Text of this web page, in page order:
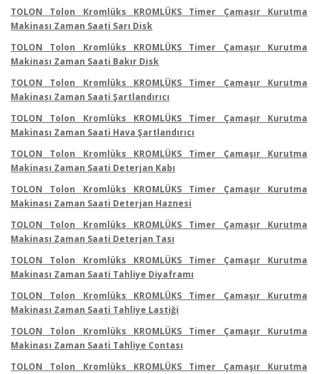
TOLON Tolon Kromlüks KROMLÜKS Timer Çamaşır Kurutma
Makinası Zaman Saati Sarı Disk
TOLON Tolon Kromlüks KROMLÜKS Timer Çamaşır Kurutma
Makinası Zaman Saati Bakır Disk
TOLON Tolon Kromlüks KROMLÜKS Timer Çamaşır Kurutma
Makinası Zaman Saati Şartlandırıcı
TOLON Tolon Kromlüks KROMLÜKS Timer Çamaşır Kurutma
Makinası Zaman Saati Hava Şartlandırıcı
TOLON Tolon Kromlüks KROMLÜKS Timer Çamaşır Kurutma
Makinası Zaman Saati Deterjan Kabı
TOLON Tolon Kromlüks KROMLÜKS Timer Çamaşır Kurutma
Makinası Zaman Saati Deterjan Haznesi
TOLON Tolon Kromlüks KROMLÜKS Timer Çamaşır Kurutma
Makinası Zaman Saati Deterjan Tası
TOLON Tolon Kromlüks KROMLÜKS Timer Çamaşır Kurutma
Makinası Zaman Saati Tahliye Diyaframı
TOLON Tolon Kromlüks KROMLÜKS Timer Çamaşır Kurutma
Makinası Zaman Saati Tahliye Lastiği
TOLON Tolon Kromlüks KROMLÜKS Timer Çamaşır Kurutma
Makinası Zaman Saati Tahliye Contası
TOLON Tolon Kromlüks KROMLÜKS Timer Çamaşır Kurutma